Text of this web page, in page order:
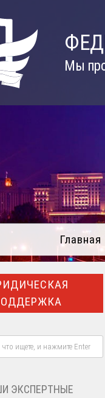
Мы
Главная
ЭКСПЕРТНЫЕ